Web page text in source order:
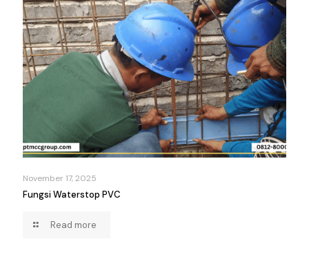
November 17, 2025
Fungsi Waterstop PVC
Read more